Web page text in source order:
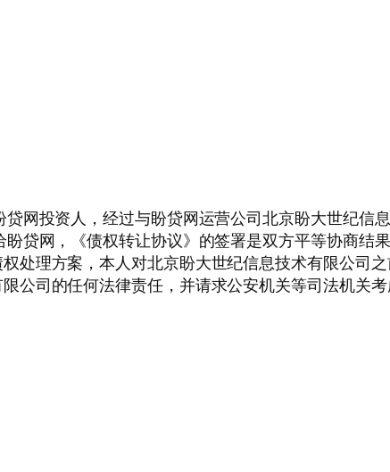
网投资人，经过与盼贷网运营公司北京盼大世纪
贷网，《债权转让协议》的签署是双方平等协商
处理方案，本人对北京盼大世纪信息技术有限公司
公司的任何法律责任，并请求公安机关等司法机关